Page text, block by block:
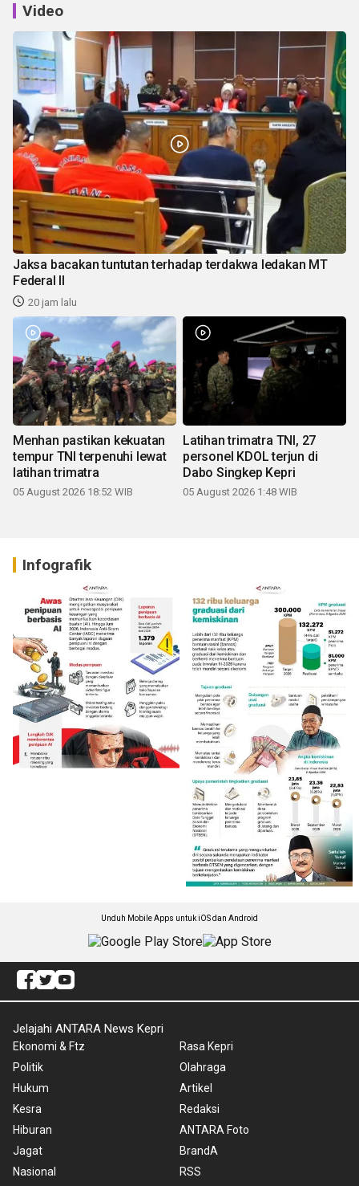
Video
Jaksa bacakan tuntutan terhadap terdakwa ledakan MT
Federal II
20 jam lalu
Menhan pastikan kekuatan
tempur TNI terpenuhi lewat
latihan trimatra
05 August 2026 18:52 WIB
Latihan trimatra TNI, 27
personel KDOL terjun di
Dabo Singkep Kepri
05 August 2026 1:48 WIB
Infografik
Unduh Mobile Apps untuk iOS dan Android
Jelajahi ANTARA News Kepri
Ekonomi & Ftz
Politik
Hukum
Kesra
Hiburan
Jagat
Nasional
Rasa Kepri
Olahraga
Artikel
Redaksi
ANTARA Foto
BrandA
RSS